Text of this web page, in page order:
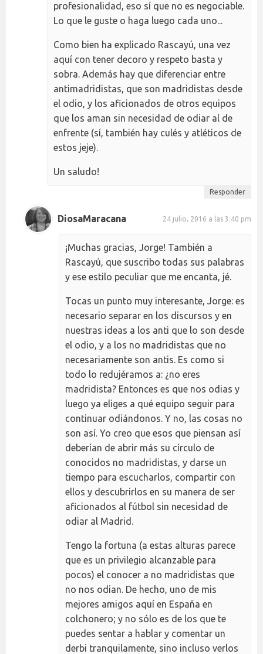
profesionalidad, eso sí que no es negociable.
Lo que le guste o haga luego cada uno...
Como bien ha explicado Rascayú, una vez
aquí con tener decoro y respeto basta y
sobra. Además hay que diferenciar entre
antimadridistas, que son madridistas desde
el odio, y los aficionados de otros equipos
que los aman sin necesidad de odiar al de
enfrente (sí, también hay culés y atléticos de
estos jeje).
Un saludo!
Responder
DiosaMaracana 24 julio, 2016 a las 3:40 pm
¡Muchas gracias, Jorge! También a
Rascayú, que suscribo todas sus palabras
y ese estilo peculiar que me encanta, jé.
Tocas un punto muy interesante, Jorge: es
necesario separar en los discursos y en
nuestras ideas a los anti que lo son desde
el odio, y a los no madridistas que no
necesariamente son antis. Es como si
todo lo redujéramos a: ¿no eres
madridista? Entonces es que nos odias y
luego ya eliges a qué equipo seguir para
continuar odiándonos. Y no, las cosas no
son así. Yo creo que esos que piensan así
deberían de abrir más su círculo de
conocidos no madridistas, y darse un
tiempo para escucharlos, compartir con
ellos y descubrirlos en su manera de ser
aficionados al fútbol sin necesidad de
odiar al Madrid.
Tengo la fortuna (a estas alturas parece
que es un privilegio alcanzable para
pocos) el conocer a no madridistas que
no nos odian. De hecho, uno de mis
mejores amigos aquí en España en
colchonero; y no sólo es de los que te
puedes sentar a hablar y comentar un
derbi tranquilamente, sino incluso verlos